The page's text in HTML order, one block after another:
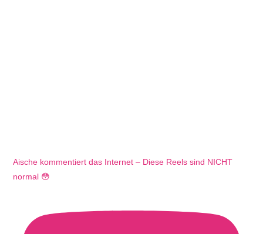
Aische kommentiert das Internet – Diese Reels sind NICHT
normal 😳